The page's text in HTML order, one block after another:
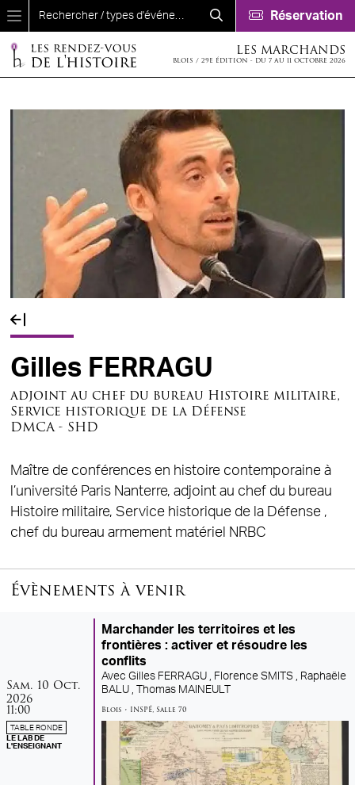
Aller au contenu principal
Réservation
LES MARCHANDS
BLOIS / 29E ÉDITION - DU 7 AU 11 OCTOBRE 2026
Fil d'Ariane
Gilles FERRAGU
adjoint au chef du bureau Histoire militaire,
Service historique de la Défense
DMCA - SHD
Maître de conférences en histoire contemporaine à
l’université Paris Nanterre, adjoint au chef du bureau
Histoire militaire, Service historique de la Défense ,
chef du bureau armement matériel NRBC
Évènements à venir
samedi
Sam. 10 octobre
Oct.
2026
11:00
TABLE RONDE
LE LAB DE
L'ENSEIGNANT
Marchander les territoires et les
frontières : activer et résoudre les
conflits
Avec Gilles FERRAGU , Florence SMITS , Raphaële
BALU ,
Thomas MAINEULT
Blois • INSPÉ, Salle 70